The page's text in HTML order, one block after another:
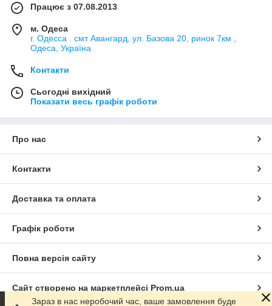
Працює з 07.08.2013
м. Одеса
г. Одесса . смт Авангард, ул. Базова 20, ринок 7км ,
Одеса, Україна
Контакти
Сьогодні вихідний
Показати весь графік роботи
Про нас
Контакти
Доставка та оплата
Графік роботи
Повна версія сайту
Сайт створено на маркетплейсі Prom.ua
Зараз в нас неробочий час, ваше замовлення буде